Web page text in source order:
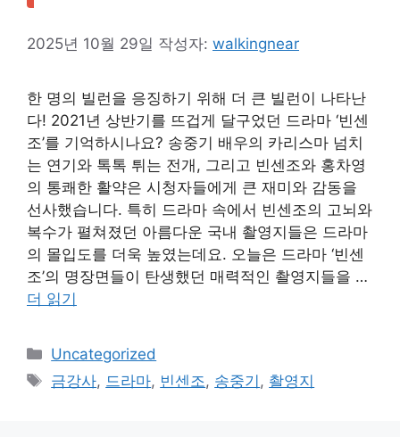
2025년 10월 29일 작성자: walkingnear
한 명의 빌런을 응징하기 위해 더 큰 빌런이 나타난
다! 2021년 상반기를 뜨겁게 달구었던 드라마 ‘빈센
조’를 기억하시나요? 송중기 배우의 카리스마 넘치
는 연기와 톡톡 튀는 전개, 그리고 빈센조와 홍차영
의 통쾌한 활약은 시청자들에게 큰 재미와 감동을
선사했습니다. 특히 드라마 속에서 빈센조의 고뇌와
복수가 펼쳐졌던 아름다운 국내 촬영지들은 드라마
의 몰입도를 더욱 높였는데요. 오늘은 드라마 ‘빈센
조’의 명장면들이 탄생했던 매력적인 촬영지들을 …
더 읽기
카
테
고
Uncategorized
태
금강사, 드라마, 빈센조, 송중기 , 촬영지